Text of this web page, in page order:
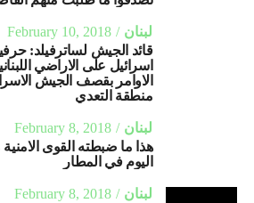
لبنان
February 10, 2018
قائد الجيش لساترفيلد:
اسرائيل على الاراضي
الاوامر بقصف الجيش
منطقة التعدي
لبنان
February 8, 2018
هذا ما ضبطته القوى
اليوم في المطار
لبنان
February 8, 2018